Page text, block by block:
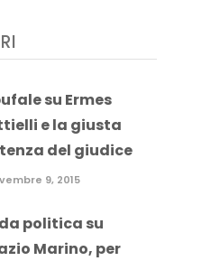
su Ermes
e la giusta
del giudice
9, 2015
politica su
Marino, per